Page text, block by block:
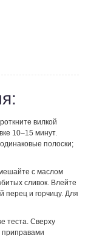
вилкой
10–15 минут.
полоски;
с маслом
сливок. Влейте
перец и горчицу. Для
теста. Сверху
приправами